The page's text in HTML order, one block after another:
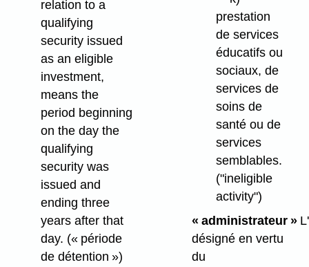
relation to a
qualifying
security issued
as an eligible
investment,
means the
period beginning
on the day the
qualifying
security was
issued and
ending three
years after that
day. (« période
de détention »)
prestation
de services
éducatifs ou
sociaux, de
services de
soins de
santé ou de
services
semblables.
("ineligible
activity")
« administrateur »
désigné en vertu
du